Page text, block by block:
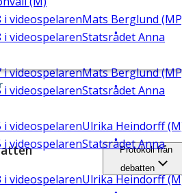
i videospelarenMats Berglund
i videospelarenStatsrådet Anna
i videospelarenMats Berglund
i videospelarenStatsrådet Anna
i videospelarenUlrika Heindorff
i videospelarenStatsrådet Anna
i videospelarenUlrika Heindorff
Protokoll från
debatten